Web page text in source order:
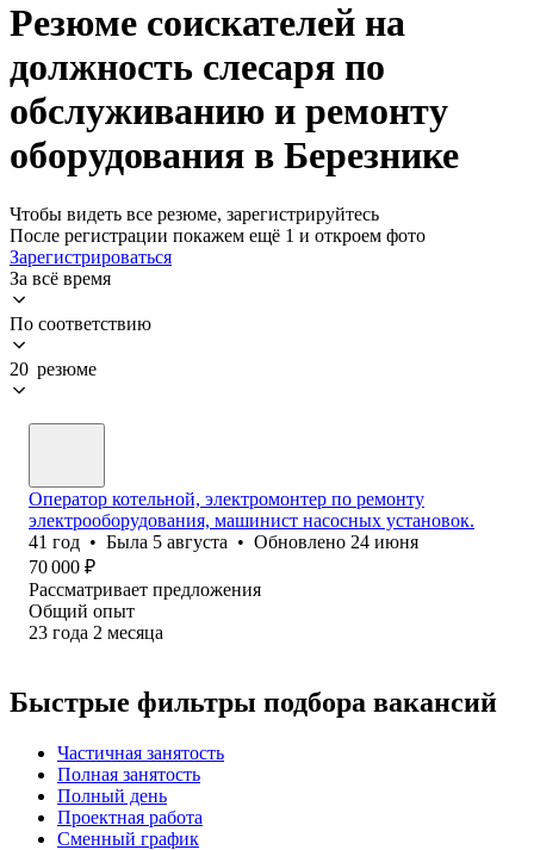
Резюме соискателей на
должность слесаря по
обслуживанию и ремонту
оборудования в Березнике
Чтобы видеть все резюме, зарегистрируйтесь
После регистрации покажем ещё 1 и откроем фото
Зарегистрироваться
За всё время
По соответствию
20 резюме
Оператор котельной, электромонтер по ремонту
электрооборудования, машинист насосных установок.
41 год • Была 5 августа • Обновлено 24 июня
70 000 ₽
Рассматривает предложения
Общий опыт
23 года 2 месяца
Быстрые фильтры подбора вакансий
Частичная занятость
Полная занятость
Полный день
Проектная работа
Сменный график